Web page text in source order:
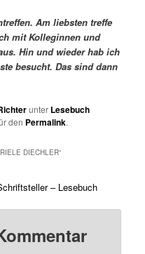
Am liebsten treffe
mit Kolleginnen und
Hin und wieder hab ich
besucht. Das sind dann
unter Lesebuch
den Permalink.
DIECHLER“
– Lesebuch